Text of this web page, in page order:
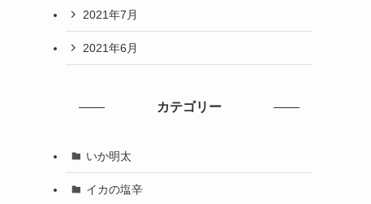
2021年7月
2021年6月
カテゴリー
いか明太
イカの塩辛